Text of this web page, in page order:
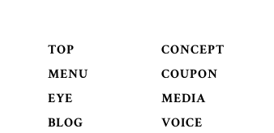
TOP CONCEPT
MENU
COUPON
EYE
MEDIA
BLOG
VOICE